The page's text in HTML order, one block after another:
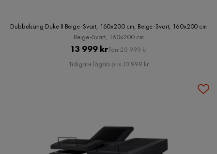
Dubbelsäng Duke II Beige-Svart, 160x200 cm, Beige-Svart, 160x200 cm
Beige-Svart, 160x200 cm
Pris
13 999 krOriginal
Pris
Förr 20 999 kr
Tidigare lägsta pris 13 999 kr